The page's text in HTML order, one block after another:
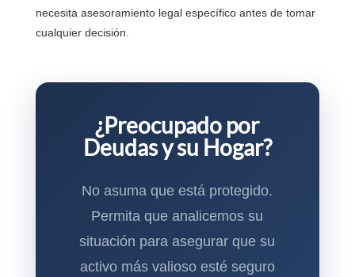
necesita asesoramiento legal específico antes de tomar
cualquier decisión.
¿Preocupado por
Deudas y su Hogar?
No asuma que está protegido.
Permita que analicemos su
situación para asegurar que su
activo más valioso esté seguro